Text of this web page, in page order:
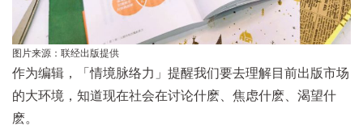
图片来源：联经出版提供
作为编辑，「情境脉络力」提醒我们要去理解目前出版市场
的大环境，知道现在社会在讨论什麽、焦虑什麽、渴望什
麽。